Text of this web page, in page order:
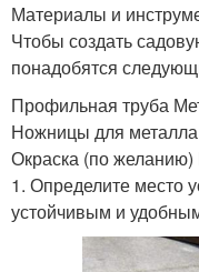
Материалы и
Чтобы создать
понадобятся
Профильная труба
Ножницы для
Окраска (по желанию)
1. Определите место
устойчивым и